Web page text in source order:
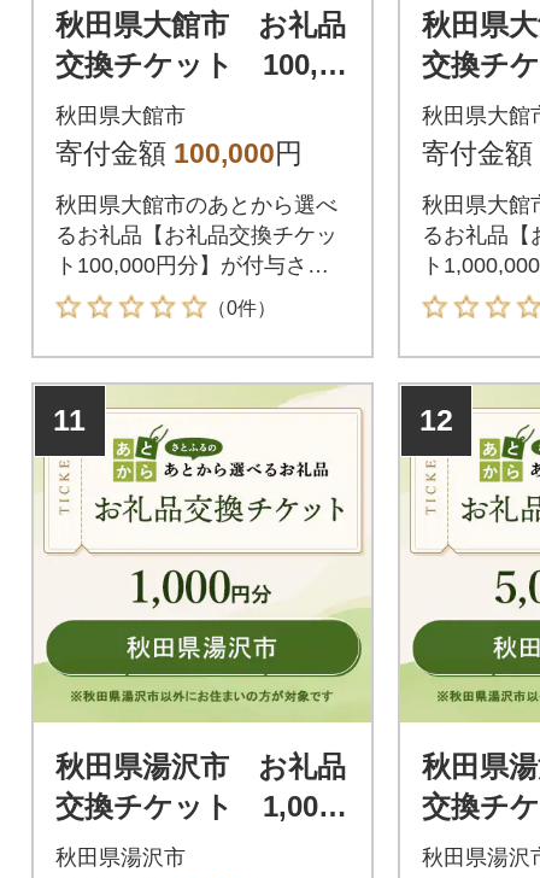
秋田県大館市 お礼品
交換チケット 100,00
0円分
秋田県大館市
寄付金額 100,000円
秋田県大館市のあとから選べ
るお礼品【お礼品交換チケッ
ト100,000円分】が付与され
ます。付与されたお礼品交換
チケットは秋田県大館市が指
定するお礼品と交換が可能で
す。
（0件）
秋田県
交換チ
000円分
秋田県大館
寄付金額
秋田県大館
るお礼品【
ト
ます。付与
チケットは
定するお礼
す。
11
秋田県湯沢市 お礼品
交換チケット 1,000
円分
秋田県湯沢市
12
秋田県
交換チ
円分
秋田県湯沢